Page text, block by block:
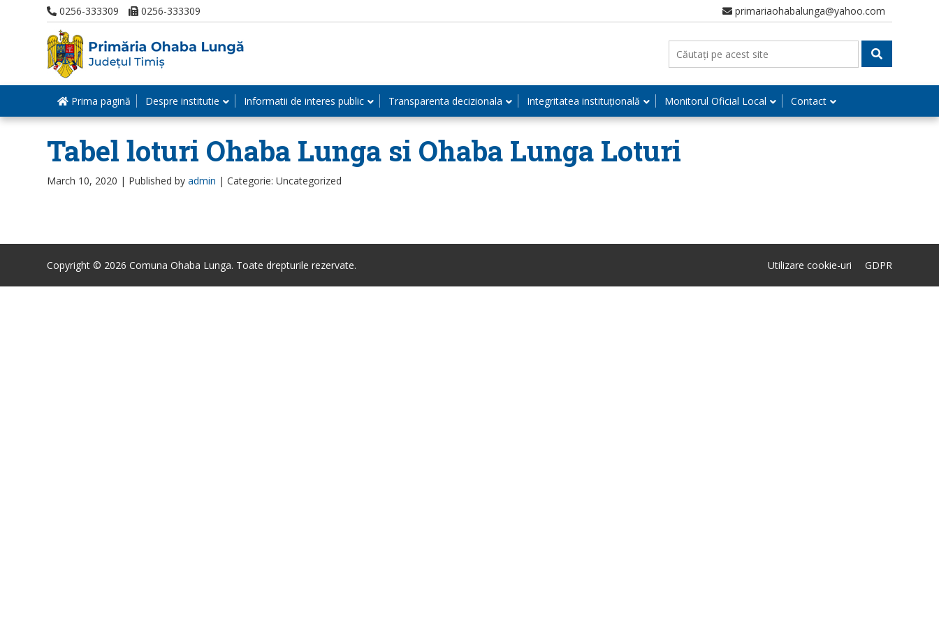
0256-333309 0256-333309 primariaohabalunga@yahoo.com
Prima pagină Despre institutie Informatii de interes public Transparenta decizionala Integritatea instituțională Monitorul Oficial Local Contact
Tabel loturi Ohaba Lunga si Ohaba Lunga Loturi
March 10, 2020 | Published by admin | Categorie: Uncategorized
Copyright © 2026 Comuna Ohaba Lunga. Toate drepturile rezervate. Utilizare cookie-uri GDPR